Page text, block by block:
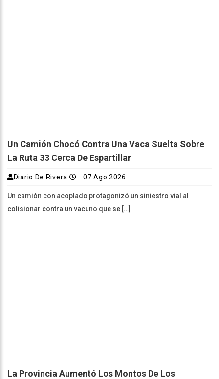
Un Camión Chocó Contra Una Vaca Suelta Sobre
La Ruta 33 Cerca De Espartillar
Diario De Rivera 07 Ago 2026
Un camión con acoplado protagonizó un siniestro vial al
colisionar contra un vacuno que se […]
La Provincia Aumentó Los Montos De Los